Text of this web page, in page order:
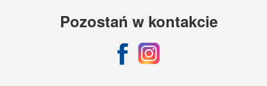
Pozostań w kontakcie